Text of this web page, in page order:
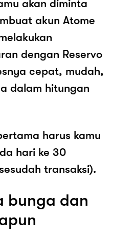
akan diminta
akun Atome
dengan Reservo
cepat, mudah,
dalam hitungan
harus kamu
hari ke 30
transaksi).
bunga dan